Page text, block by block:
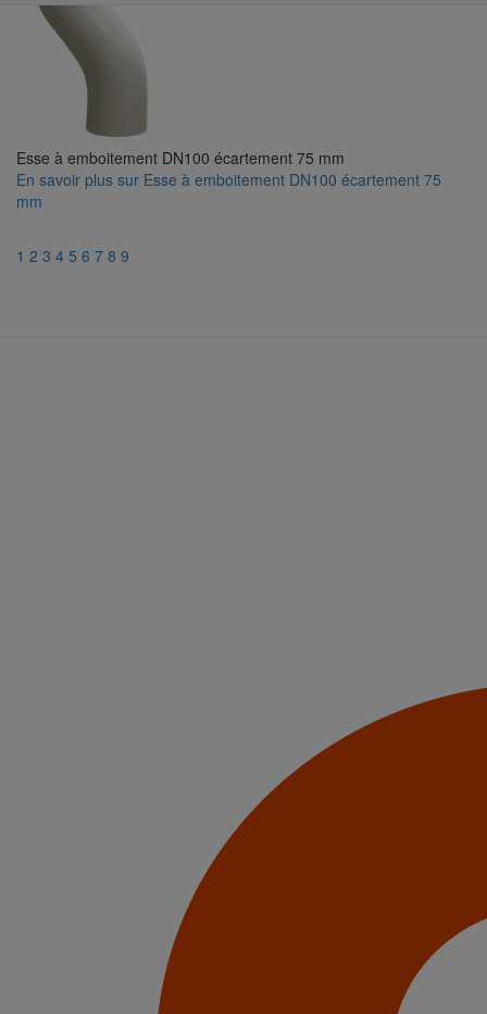
Esse à emboitement DN100 écartement 75 mm
En savoir plus sur Esse à emboitement DN100 écartement 75
mm
1 2 3 4 5 6 7 8 9